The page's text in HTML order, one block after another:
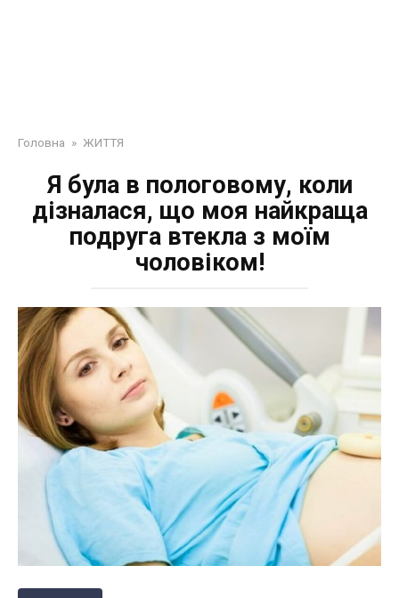
Головна » ЖИТТЯ
Я була в пологовому, коли
дізналася, що моя найкраща
подруга втекла з моїм
чоловіком!